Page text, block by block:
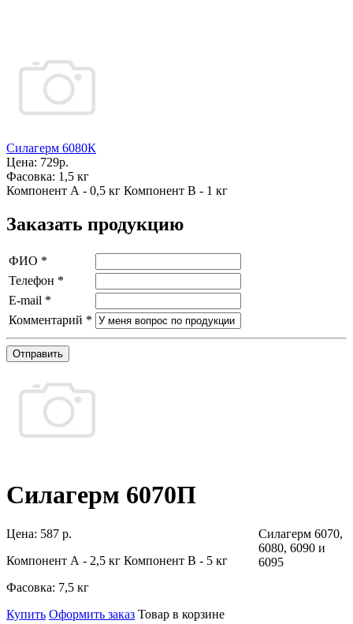
Силагерм 6080К
Цена: 729р.
Фасовка: 1,5 кг
Компонент А - 0,5 кг Компонент В - 1 кг
Заказать продукцию
ФИО *
Телефон *
E-mail *
Комментарий *
Отправить
Силагерм 6070П
Цена: 587 р.
Компонент А - 2,5 кг Компонент В - 5 кг
Фасовка: 7,5 кг
Купить Оформить заказ Товар в корзине
Силагерм 6070,
6080, 6090 и
6095